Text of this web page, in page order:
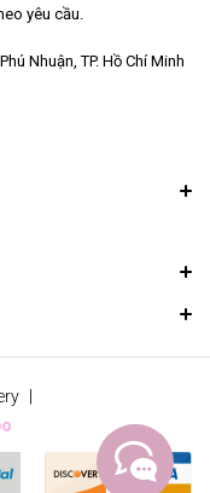
yêu cầu.
Nhuận, TP. Hồ Chí Minh